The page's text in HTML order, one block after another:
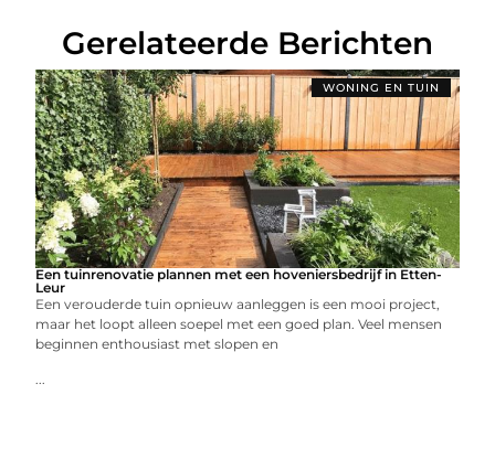
Gerelateerde Berichten
WONING EN TUIN
Een tuinrenovatie plannen met een hoveniersbedrijf in Etten-
Leur
Een verouderde tuin opnieuw aanleggen is een mooi project,
maar het loopt alleen soepel met een goed plan. Veel mensen
beginnen enthousiast met slopen en
...